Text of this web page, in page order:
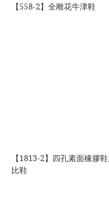
【558-2】全雕花牛津鞋
【1813-2】四孔素面橡膠
比鞋